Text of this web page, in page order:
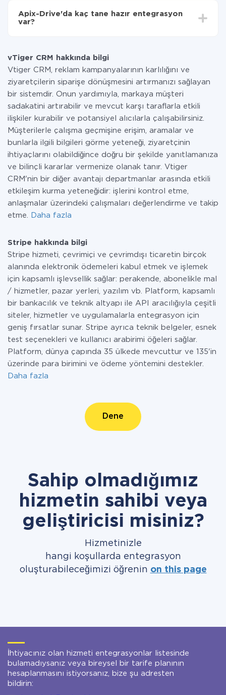
Hizmetimiz aracılığıyla yalnızca bir sisteminizden
diğerine aktarılan veri miktarı için ödeme yaparsınız.
Apix-Drive'da kaç tane hazır entegrasyon
var?
vTiger CRM hakkında bilgi
Vtiger CRM, reklam kampanyalarının karlılığını ve
ziyaretçilerin siparişe dönüşmesini artırmanızı sağlayan
bir sistemdir. Onun yardımıyla, markaya müşteri
sadakatini artırabilir ve mevcut karşı taraflarla etkili
ilişkiler kurabilir ve potansiyel alıcılarla çalışabilirsiniz.
Müşterilerle çalışma geçmişine erişim, aramalar ve
bunlarla ilgili bilgileri görme yeteneği, ziyaretçinin
ihtiyaçlarını olabildiğince doğru bir şekilde yanıtlamanıza
ve bilinçli kararlar vermenize olanak tanır. Vtiger
CRM'nin bir diğer avantajı departmanlar arasında etkili
etkileşim kurma yeteneğidir: işlerini kontrol etme,
anlaşmalar üzerindeki çalışmaları değerlendirme ve takip
etme.
Daha fazla
Stripe hakkında bilgi
Stripe hizmeti, çevrimiçi ve çevrimdışı ticaretin birçok
alanında elektronik ödemeleri kabul etmek ve işlemek
için kapsamlı işlevsellik sağlar: perakende, abonelikle mal
/ hizmetler, pazar yerleri, yazılım vb. Platform, kapsamlı
bir bankacılık ve teknik altyapı ile API aracılığıyla çeşitli
siteler, hizmetler ve uygulamalarla entegrasyon için
geniş fırsatlar sunar. Stripe ayrıca teknik belgeler, esnek
test seçenekleri ve kullanıcı arabirimi öğeleri sağlar.
Platform, dünya çapında 35 ülkede mevcuttur ve 135'in
üzerinde para birimini ve ödeme yöntemini destekler.
Daha fazla
Dene
Sahip olmadığımız
hizmetin sahibi veya
geliştiricisi misiniz?
Hizmetinizle
hangi koşullarda entegrasyon
oluşturabileceğimizi öğrenin on this page
İhtiyacınız olan hizmeti entegrasyonlar listesinde
bulamadıysanız veya bireysel bir tarife planının
hesaplanmasını istiyorsanız, bize şu adresten
bildirin: